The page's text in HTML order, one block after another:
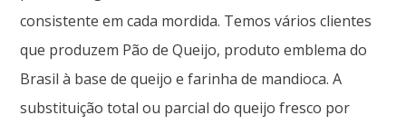
consistente em cada mordida. Temos vários clientes
que produzem Pão de Queijo, produto emblema do
Brasil à base de queijo e farinha de mandioca. A
substituição total ou parcial do queijo fresco por